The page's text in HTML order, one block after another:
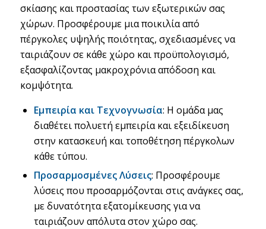
σκίασης και προστασίας των εξωτερικών σας
χώρων. Προσφέρουμε μια ποικιλία από
πέργκολες υψηλής ποιότητας, σχεδιασμένες να
ταιριάζουν σε κάθε χώρο και προϋπολογισμό,
εξασφαλίζοντας μακροχρόνια απόδοση και
κομψότητα.
Εμπειρία και Τεχνογνωσία: Η ομάδα μας
διαθέτει πολυετή εμπειρία και εξειδίκευση
στην κατασκευή και τοποθέτηση πέργκολων
κάθε τύπου.
Προσαρμοσμένες Λύσεις: Προσφέρουμε
λύσεις που προσαρμόζονται στις ανάγκες σας,
με δυνατότητα εξατομίκευσης για να
ταιριάζουν απόλυτα στον χώρο σας.